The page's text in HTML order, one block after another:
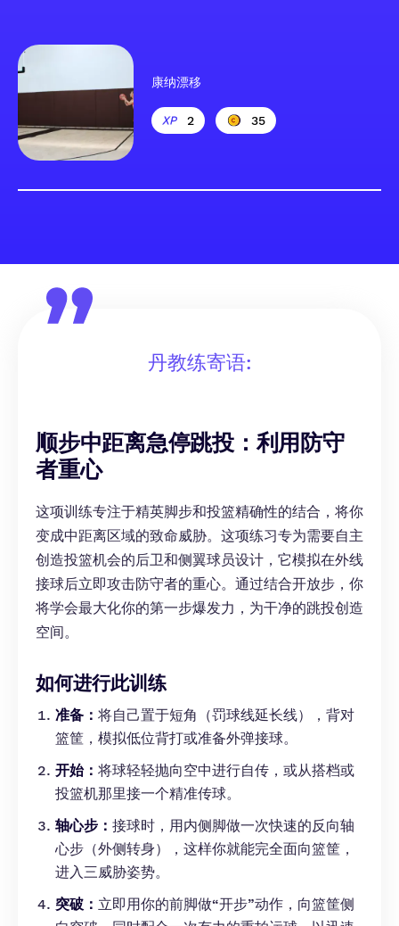
康纳漂移
2 35
丹教练寄语:
顺步中距离急停跳投：利用防守
者重心
这项训练专注于精英脚步和投篮精确性的结合，将你
变成中距离区域的致命威胁。这项练习专为需要自主
创造投篮机会的后卫和侧翼球员设计，它模拟在外线
接球后立即攻击防守者的重心。通过结合开放步，你
将学会最大化你的第一步爆发力，为干净的跳投创造
空间。
如何进行此训练
准备： 将自己置于短角（罚球线延长线），背对
篮筐，模拟低位背打或准备外弹接球。
开始： 将球轻轻抛向空中进行自传，或从搭档或
投篮机那里接一个精准传球。
轴心步： 接球时，用内侧脚做一次快速的反向轴
心步（外侧转身），这样你就能完全面向篮筐，
进入三威胁姿势。
突破： 立即用你的前脚做“开步”动作，向篮筐侧